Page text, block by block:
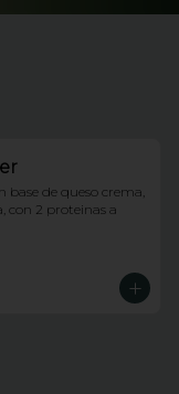
base de queso crema,
con 2 proteinas a